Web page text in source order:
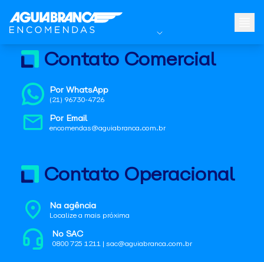
Contato Comercial
Por WhatsApp
(21) 96730-4726
Por Email
encomendas@aguiabranca.com.br
Contato Operacional
Na agência
Localize a mais próxima
No SAC
0800 725 1211 | sac@aguiabranca.com.br